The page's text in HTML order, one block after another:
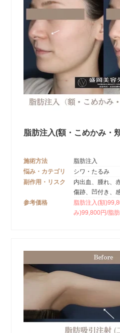
脂肪注入(額・こめかみ・
施術方法
脂肪注入
悩み・カテゴリ
シワ・たるみ
副作用・リスク
内出血、腫れ、
傷跡、凹付き、
参考価格
脂肪注入(額
み)99,800円/脂